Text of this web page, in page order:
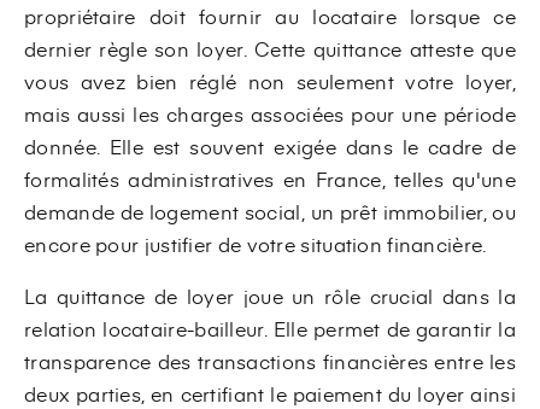
propriétaire doit fournir au locataire lorsque ce
dernier règle son loyer. Cette quittance atteste que
vous avez bien réglé non seulement votre loyer,
mais aussi les charges associées pour une période
donnée. Elle est souvent exigée dans le cadre de
formalités administratives en France, telles qu'une
demande de logement social, un prêt immobilier, ou
encore pour justifier de votre situation financière.
La quittance de loyer joue un rôle crucial dans la
relation locataire-bailleur. Elle permet de garantir la
transparence des transactions financières entre les
deux parties, en certifiant le paiement du loyer ainsi